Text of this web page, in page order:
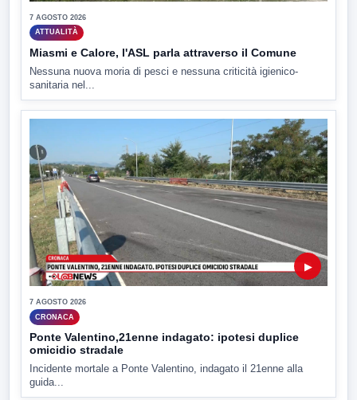
7 AGOSTO 2026
ATTUALITÀ
Miasmi e Calore, l'ASL parla attraverso il Comune
Nessuna nuova moria di pesci e nessuna criticità igienico-
sanitaria nel...
▶
7 AGOSTO 2026
CRONACA
Ponte Valentino,21enne indagato: ipotesi duplice
omicidio stradale
Incidente mortale a Ponte Valentino, indagato il 21enne alla
guida...